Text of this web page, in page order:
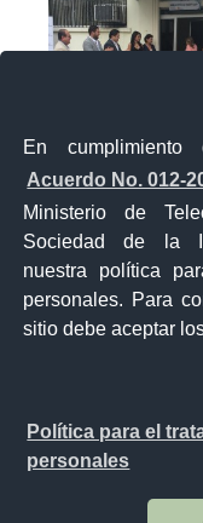
En
Acuerdo No. 012-
Ministerio de
Sociedad de la
nuestra política
personales. Para
sitio debe aceptar
Política para el
personales
Av. Julián Coronel 905